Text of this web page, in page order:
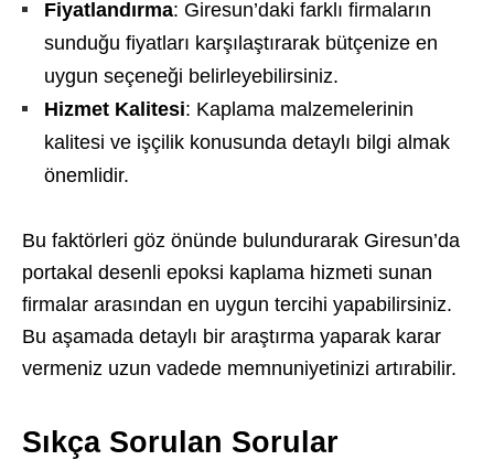
Fiyatlandırma: Giresun’daki farklı firmaların
sunduğu fiyatları karşılaştırarak bütçenize en
uygun seçeneği belirleyebilirsiniz.
Hizmet Kalitesi: Kaplama malzemelerinin
kalitesi ve işçilik konusunda detaylı bilgi almak
önemlidir.
Bu faktörleri göz önünde bulundurarak Giresun’da
portakal desenli epoksi kaplama hizmeti sunan
firmalar arasından en uygun tercihi yapabilirsiniz.
Bu aşamada detaylı bir araştırma yaparak karar
vermeniz uzun vadede memnuniyetinizi artırabilir.
Sıkça Sorulan Sorular